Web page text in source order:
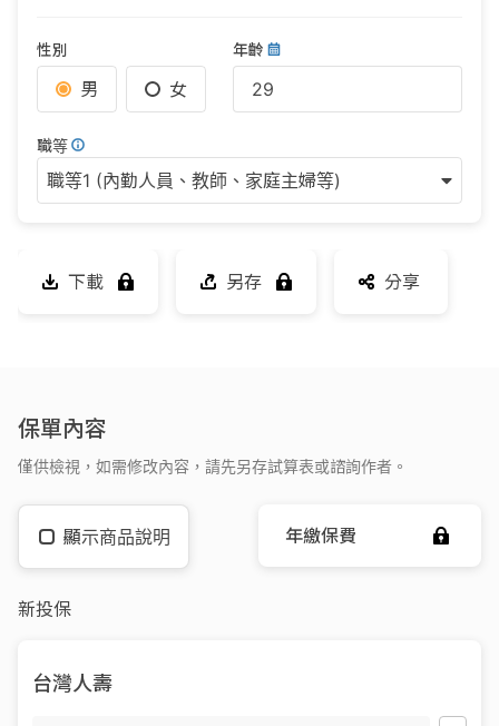
性別
男 女
年齡
職等
職等1 (內勤人員、教師、家庭主婦等)
下載 另存 分享
保單內容
僅供檢視，如需修改內容，請先另存試算表或諮詢作者。
顯示商品說明 年繳保費
新投保
台灣人壽